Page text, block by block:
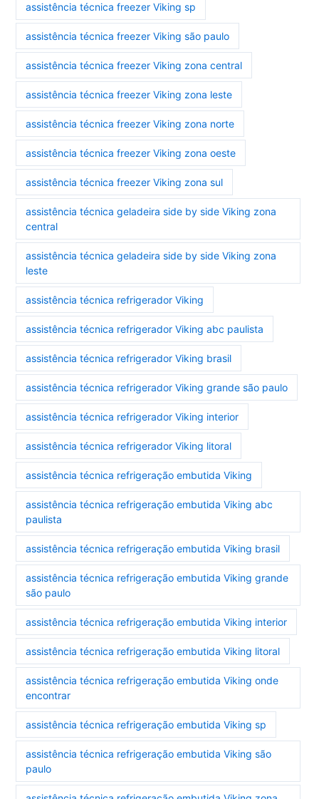
assistência técnica freezer Viking sp
assistência técnica freezer Viking são paulo
assistência técnica freezer Viking zona central
assistência técnica freezer Viking zona leste
assistência técnica freezer Viking zona norte
assistência técnica freezer Viking zona oeste
assistência técnica freezer Viking zona sul
assistência técnica geladeira side by side Viking zona
central
assistência técnica geladeira side by side Viking zona
leste
assistência técnica refrigerador Viking
assistência técnica refrigerador Viking abc paulista
assistência técnica refrigerador Viking brasil
assistência técnica refrigerador Viking grande são paulo
assistência técnica refrigerador Viking interior
assistência técnica refrigerador Viking litoral
assistência técnica refrigeração embutida Viking
assistência técnica refrigeração embutida Viking abc
paulista
assistência técnica refrigeração embutida Viking brasil
assistência técnica refrigeração embutida Viking grande
são paulo
assistência técnica refrigeração embutida Viking interior
assistência técnica refrigeração embutida Viking litoral
assistência técnica refrigeração embutida Viking onde
encontrar
assistência técnica refrigeração embutida Viking sp
assistência técnica refrigeração embutida Viking são
paulo